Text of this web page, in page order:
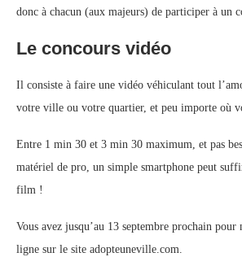
donc à chacun (aux majeurs) de participer à un
Le concours vidéo
Il consiste à faire une vidéo véhiculant tout
votre ville ou votre quartier, et peu importe où
Entre 1 min 30 et 3 min 30 maximum, et pas
matériel de pro, un simple smartphone peut
film !
Vous avez jusqu’au 13 septembre prochain
ligne sur le site adopteuneville.com.